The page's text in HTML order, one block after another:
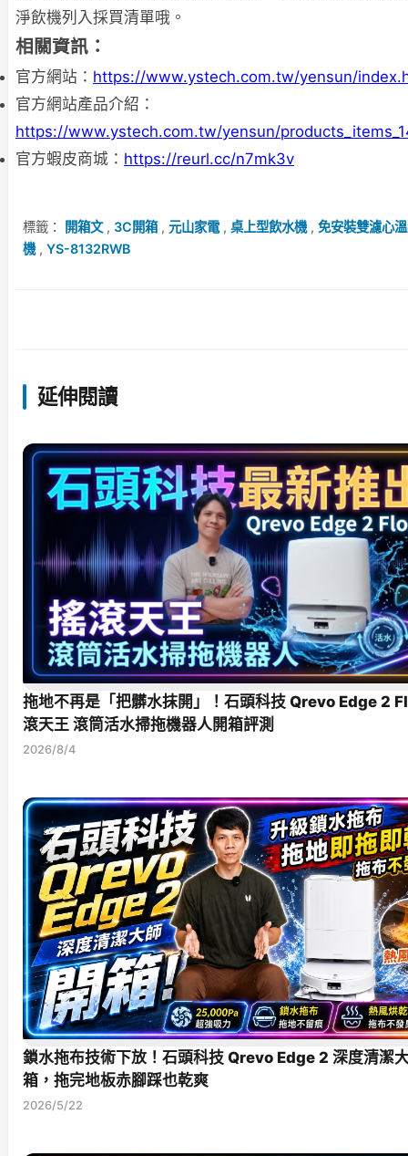
淨飲機列入採買清單哦。
相關資訊：
官方網站： https://www.ystech.com.tw/yensun/
官方網站產品介紹：
https://www.ystech.com.tw/yensun/
官方蝦皮商城： https://reurl.cc/n7mk3v
標籤： 開箱文, 3C開箱, 元山家電 , 桌上型飲水機, 免安裝雙濾心
機, YS-8132RWB
延伸閱讀
拖地不再是「把髒水抹開」！石頭科技 Qrevo Edge 2
滾天王 滾筒活水掃拖機器人開箱評測
2026/8/4
鎖水拖布技術下放！石頭科技 Qrevo Edge 2 深度清潔
箱，拖完地板赤腳踩也乾爽
2026/5/22